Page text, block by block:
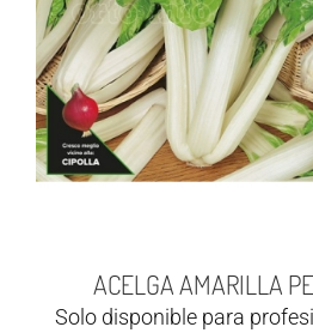
ACELGA AMARILLA
Solo disponible para